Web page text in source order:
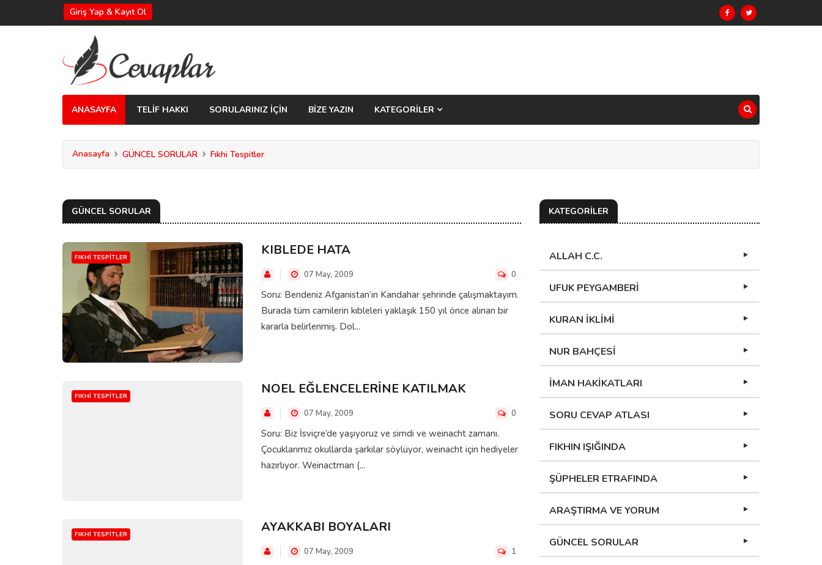
Giriş Yap & Kayıt Ol
ANASAYFA TELİF HAKKI SORULARINIZ İÇİN BİZE YAZIN KATEGORİLER
Anasayfa GÜNCEL SORULAR Fıkhi Tespitler
GÜNCEL SORULAR
FIKHI TESPITLER KIBLEDE HATA
07 May, 2009 0
Soru: Bendeniz Afganistan’ın Kandahar şehrinde çalışmaktayım.
Burada tüm camilerin kıbleleri yaklaşık 150 yıl önce alınan bir
kararla belirlenmiş. Dol...
FIKHI TESPITLER NOEL EĞLENCELERİNE KATILMAK
07 May, 2009 0
Soru: Biz İsviçre’de yaşıyoruz ve simdi ve weinacht zamanı.
Çocuklarımız okullarda şarkılar söylüyor, weinacht için hediyeler
hazırlıyor. Weinactman (...
FIKHI TESPITLER AYAKKABI BOYALARI
07 May, 2009 1
KATEGORİLER
ALLAH C.C.
UFUK PEYGAMBERİ
KURAN İKLİMİ
NUR BAHÇESİ
İMAN HAKİKATLARI
SORU CEVAP ATLASI
FIKHIN IŞIĞINDA
ŞÜPHELER ETRAFINDA
ARAŞTIRMA VE YORUM
GÜNCEL SORULAR